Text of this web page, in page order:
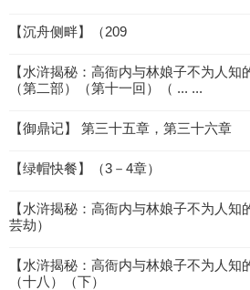
【沉舟侧畔】（209
【水浒揭秘：高衙内与林娘子不为人知
（第二部）（第十一回）（ ... ...
【御鼎记】 第三十五章，第三十六章
【绿帽快餐】（3－4章）
【水浒揭秘：高衙内与林娘子不为人
芸劫）
【水浒揭秘：高衙内与林娘子不为人知
（十八）（下）